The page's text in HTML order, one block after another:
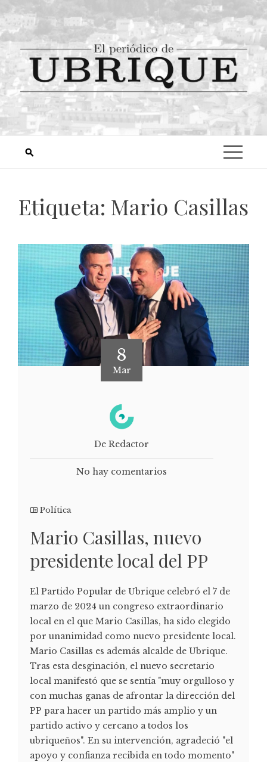
Etiqueta: Mario Casillas
8
Mar
De Redactor
No hay comentarios
Política
Mario Casillas, nuevo
presidente local del PP
El Partido Popular de Ubrique celebró el 7 de
marzo de 2024 un congreso extraordinario
local en el que Mario Casillas, ha sido elegido
por unanimidad como nuevo presidente local.
Mario Casillas es además alcalde de Ubrique.
Tras esta desginación, el nuevo secretario
local manifestó que se sentía "muy orgulloso y
con muchas ganas de afrontar la dirección del
PP para hacer un partido más amplio y un
partido activo y cercano a todos los
ubriqueños". En su intervención, agradeció "el
apoyo y confianza recibida en todo momento"